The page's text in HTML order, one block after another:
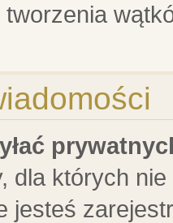
dla których
jesteś